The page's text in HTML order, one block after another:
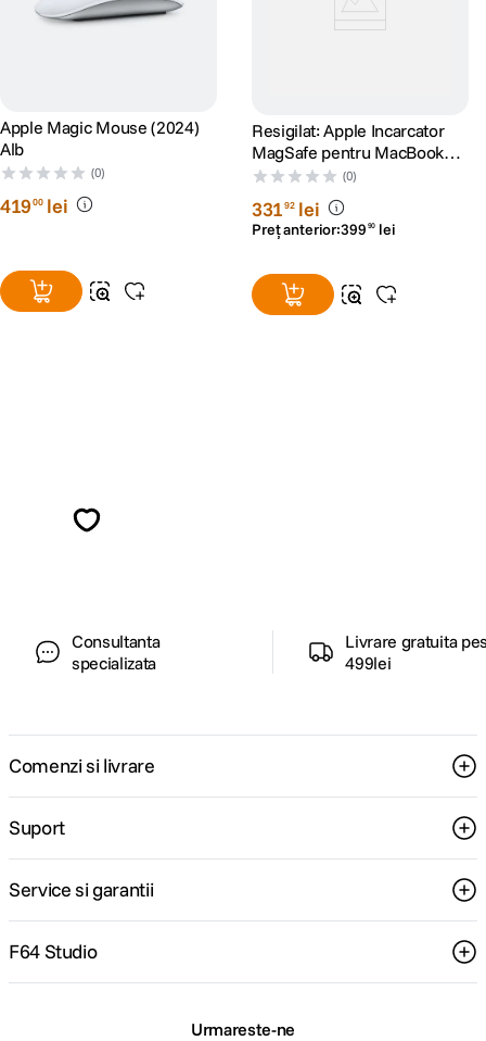
Apple Magic Mouse (2024)
Alb
(0)
41900 lei
Resigilat: Apple Incarcator
MagSafe pentru MacBook
Pro 15" si 17" 85W Alb -
RS125074040-1
(0)
33192 lei
Preț anterior:399 90 lei
Consultanta
specializata
Livrare gratuita
499lei
Comenzi si livrare
Suport
Service si garantii
F64 Studio
Urmareste-ne